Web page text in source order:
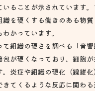
いることが示されています
を硬くする働きのある物
かっています。
組織の硬さを調べる「音響
包が硬くなっており、細胞
。炎症や組織の硬化（線維
きてくるような反応に関わ